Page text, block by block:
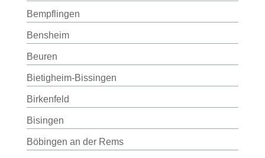
Bempflingen
Bensheim
Beuren
Bietigheim-Bissingen
Birkenfeld
Bisingen
Böbingen an der Rems